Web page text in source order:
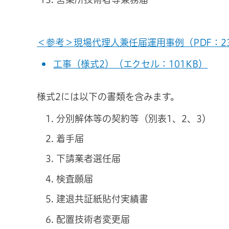
＜参考＞現場代理人兼任届運用事例（PDF：
工事（様式2）（エクセル：101KB）
様式2には以下の書類を含みます。
分別解体等の契約等（別表1、2、3）
着手届
下請業者選任届
検査願届
建退共証紙貼付実績書
配置技術者変更届